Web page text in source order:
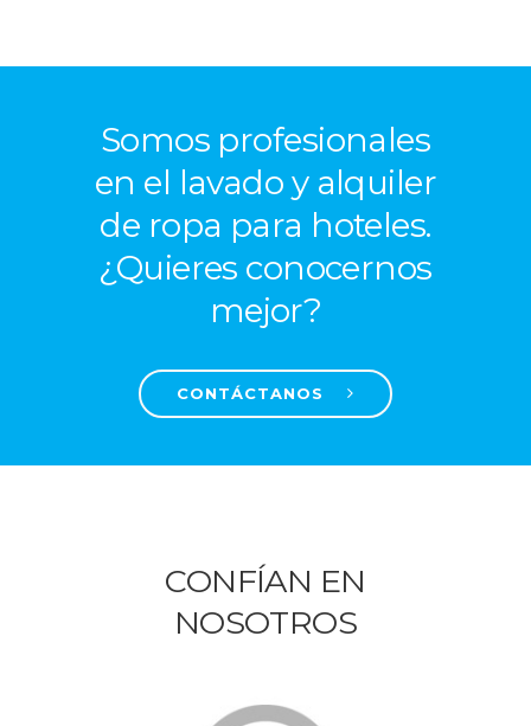
Somos profesionales
en el lavado y alquiler
de ropa para hoteles.
¿Quieres conocernos
mejor?
CONTÁCTANOS
CONFÍAN EN
NOSOTROS